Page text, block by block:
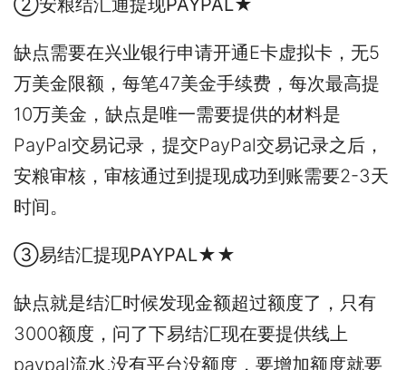
缺点需要在兴业银行申请开通E卡虚拟卡，无5
万美金限额，每笔47美金手续费，每次最高提
10万美金，缺点是唯一需要提供的材料是
PayPal交易记录，提交PayPal交易记录之后，
安粮审核，审核通过到提现成功到账需要2-3天
时间。
③易结汇提现PAYPAL★★
缺点就是结汇时候发现金额超过额度了，只有
3000额度，问了下易结汇现在要提供线上
paypal流水,没有平台没额度，要增加额度就要